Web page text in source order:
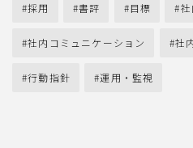
採用 書評 目標
社内コミュニケーション 社
行動指針 運用・監視